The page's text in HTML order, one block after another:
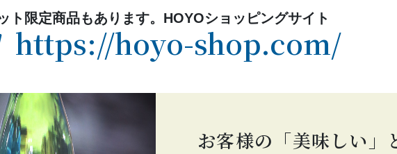
ト限定商品もあります。HOYOショッピングサイト
https://hoyo-shop.com/
お客様の「美味しい」